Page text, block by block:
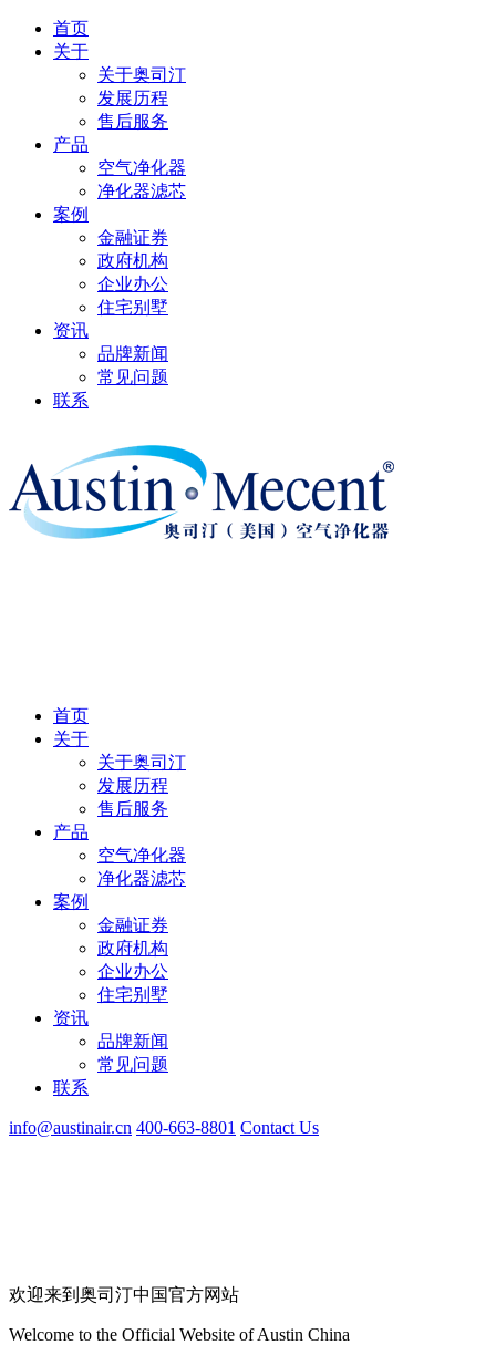
首页
关于
关于奥司汀
发展历程
售后服务
产品
空气净化器
净化器滤芯
案例
金融证券
政府机构
企业办公
住宅别墅
资讯
品牌新闻
常见问题
联系
首页
关于
关于奥司汀
发展历程
售后服务
产品
空气净化器
净化器滤芯
案例
金融证券
政府机构
企业办公
住宅别墅
资讯
品牌新闻
常见问题
联系
info@austinair.cn 400-663-8801 Contact Us
欢迎来到奥司汀中国官方网站
Welcome to the Official Website of Austin China